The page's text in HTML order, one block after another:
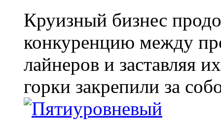
Круизный бизнес
конкуренцию между
лайнеров и заставляя
горки закрепили за